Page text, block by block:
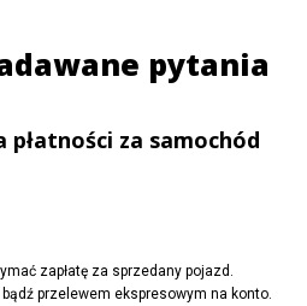
pytania
płatności za samochód
zapłatę za sprzedany pojazd.
przelewem ekspresowym na konto.